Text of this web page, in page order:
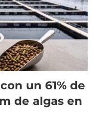
un 61% de
de algas en